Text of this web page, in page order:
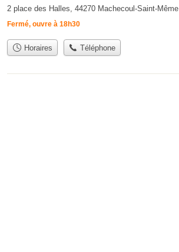
2 place des Halles, 44270 Machecoul-Saint-Même
Fermé, ouvre à 18h30
Horaires Téléphone